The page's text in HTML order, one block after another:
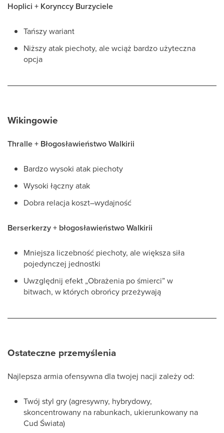
Hoplici + Korynccy Burzyciele
Tańszy wariant
Niższy atak piechoty, ale wciąż bardzo użyteczna
opcja
Wikingowie
Thralle + Błogosławieństwo Walkirii
Bardzo wysoki atak piechoty
Wysoki łączny atak
Dobra relacja koszt–wydajność
Berserkerzy + błogosławieństwo Walkirii
Mniejsza liczebność piechoty, ale większa siła
pojedynczej jednostki
Uwzględnij efekt „Obrażenia po śmierci” w
bitwach, w których obrońcy przeżywają
Ostateczne przemyślenia
Najlepsza armia ofensywna dla twojej nacji zależy od:
Twój styl gry (agresywny, hybrydowy,
skoncentrowany na rabunkach, ukierunkowany na
Cud Świata)